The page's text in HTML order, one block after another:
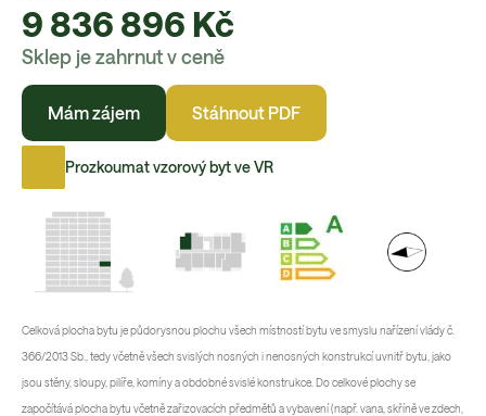
9 836 896 Kč
Sklep je zahrnut v ceně
Mám zájem Stáhnout PDF
Prozkoumat vzorový byt ve VR
Celková plocha bytu je půdorysnou plochu všech místností bytu ve smyslu nařízení vlády č.
366/2013 Sb., tedy včetně všech svislých nosných i nenosných konstrukcí uvnitř bytu, jako
jsou stěny, sloupy, pilíře, komíny a obdobné svislé konstrukce. Do celkové plochy se
započítává plocha bytu včetně zařizovacích předmětů a vybavení (např. vana, skříně ve zdech,